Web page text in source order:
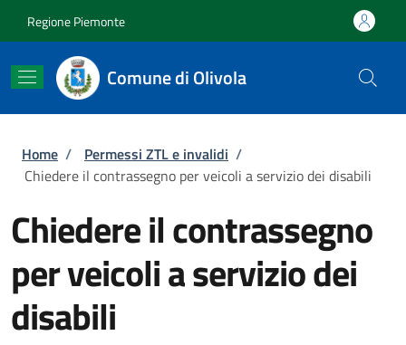
Regione Piemonte
Comune di Olivola
Briciole di pane
Home / Permessi ZTL e invalidi /
Chiedere il contrassegno per veicoli a servizio dei disabili
Chiedere il contrassegno
per veicoli a servizio dei
disabili